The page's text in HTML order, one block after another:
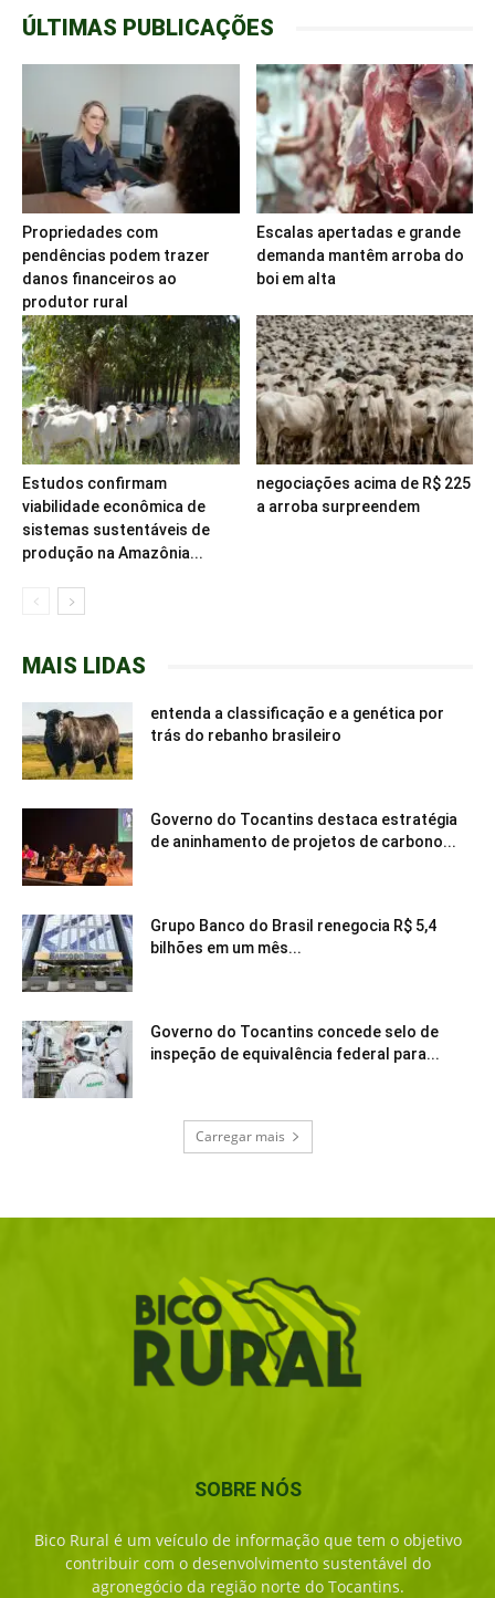
ÚLTIMAS PUBLICAÇÕES
Propriedades com
pendências podem trazer
danos financeiros ao
produtor rural
Escalas apertadas e grande
demanda mantêm arroba do
boi em alta
Estudos confirmam
viabilidade econômica de
sistemas sustentáveis de
produção na Amazônia...
negociações acima de R$ 225
a arroba surpreendem
MAIS LIDAS
entenda a classificação e a genética por
trás do rebanho brasileiro
Governo do Tocantins destaca estratégia
de aninhamento de projetos de carbono...
Grupo Banco do Brasil renegocia R$ 5,4
bilhões em um mês...
Governo do Tocantins concede selo de
inspeção de equivalência federal para...
Carregar mais
SOBRE NÓS
Bico Rural é um veículo de informação que tem o objetivo
contribuir com o desenvolvimento sustentável do
agronegócio da região norte do Tocantins.